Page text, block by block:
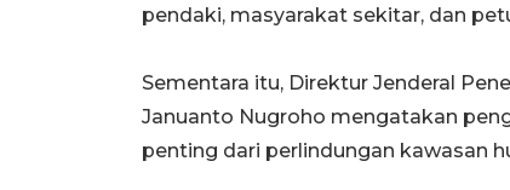
pendaki, masyarakat sekitar, dan
Sementara itu, Direktur Jenderal
Januanto Nugroho mengatakan
penting dari perlindungan kawasan